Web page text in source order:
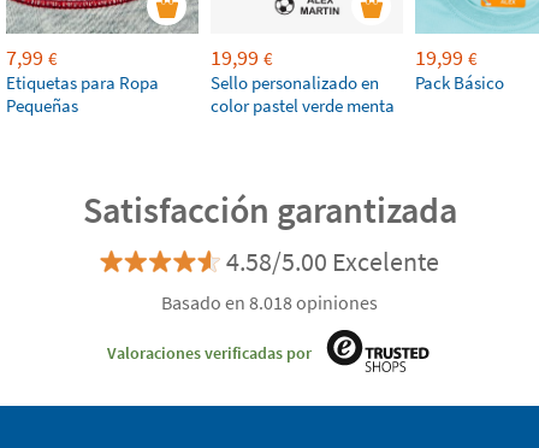
7,99 €
Etiquetas para Ropa
Pequeñas
19,99 €
Sello personalizado en
color pastel verde menta
19,99 €
Pack Básico
Satisfacción garantizada
4.58/5.00 Excelente
Basado en 8.018 opiniones
Valoraciones verificadas por